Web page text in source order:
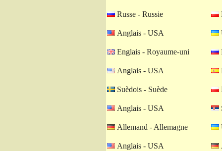
Russe - Russie
Anglais - USA
Englais - Royaume-uni
Anglais - USA
Suèdois - Suède
Anglais - USA
Allemand - Allemagne
Anglais - USA